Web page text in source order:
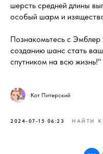
шерсть средней длины
особый шарм и
Познакомьтесь с
созданию шанс стать
спутником на всю жизнь!"
Кот Питерский
2024-07-15 06:23 НАЙТИ